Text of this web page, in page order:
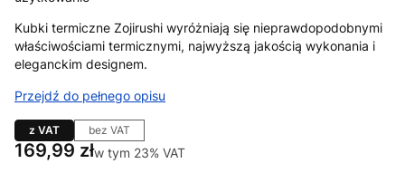
Kubki termiczne Zojirushi wyróżniają się nieprawdopodobnymi
właściwościami termicznymi, najwyższą jakością wykonania i
eleganckim designem.
Przejdź do pełnego opisu
z VAT bez VAT
Cena
169,99 złw tym 23% VAT
w tym 23% VAT